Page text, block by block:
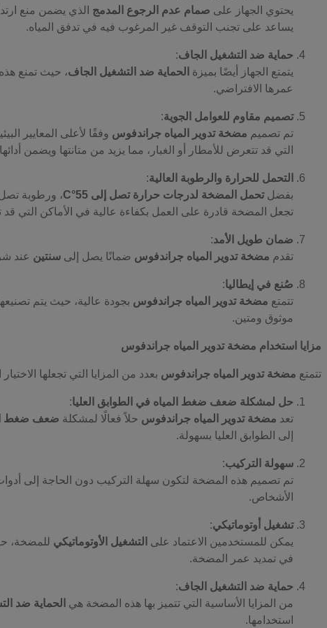
يحتوي الجهاز على صمام عدم الرجوع المدمج الذي يضمن منع
يساعد على تجنب التوقف غير المرغوب فيه في تدفق المياه.
حماية ضد التشغيل الجاف:
يتمتع الجهاز أيضًا بميزة الحماية ضد التشغيل الجاف، حيث تمنع
عمرها الافتراضي.
تصميم مقاوم للعوامل الجوية:
تم تصميم مضخة تدوير المياه جراندفوس وفقًا لأعلى المعايير
التي قد تتعرض للأمطار أو الغبار، مما يزيد من متانتها ويضمن
التحمل للحرارة والرطوبة العالية:
بفضلتحمل المضخة لدرجات حرارة تصل إلى 55°C ، ورطوبة تصل إلى
تجعل المضخة قادرة على العمل بكفاءة عالية في الأماكن التي
ضمان طويل الأمد:
تقدم مضخة تدوير المياه جراندفوس ضمانًا يصل إلى سنتين عند
صُنع في إيطاليا:
تتمتع مضخة تدوير المياه جراندفوس بجودة عالية، حيث يتم
موثوق ومتين.
مزايا استخدام مضخة تدوير المياه جراندفوس
تتمتع مضخة تدوير المياه جراندفوس بعدد من المزايا التي تجعلها
حل لمشكلة ضعف ضغط المياه في الطوابق العليا:
تعد مضخة تدوير المياه جراندفوس حلاً فعالًا لمشكلة ضعف ضغط
إلى الطوابق العليا بسهولة.
سهولة التركيب:
تم تصميم هذه المضخة لتكون سهلة التركيب دون الحاجة إلى
الأشخاص.
تشغيل أوتوماتيكي:
يمكن للمستخدمين الاعتماد على التشغيل الأوتوماتيكي للمضخة،
في تمديد عمر المضخة.
حماية ضد التشغيل الجاف:
من المزايا الأساسية التي تتميز بها هذه المضخة هي الحماية ضد
استخدامها.